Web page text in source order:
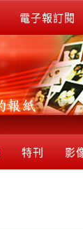
電子報訂閱
特刊 影